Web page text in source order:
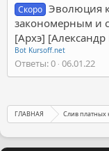
Скоро Эволюция
закономерным и
[Архэ]
Bot Kursoff.net
Ответы 0 06.01.22
ГЛАВНАЯ Слив платных